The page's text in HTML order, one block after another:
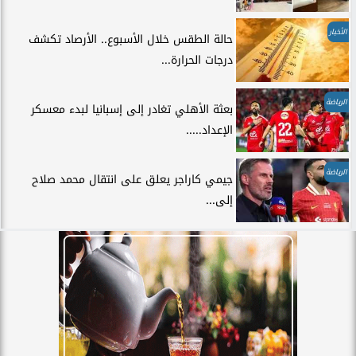
الأخبار
حالة الطقس خلال الأسبوع.. الأرصاد تكشف
درجات الحرارة...
الرياضة
بعثة الأهلي تغادر إلى إسبانيا لبدء معسكر
الإعداد.....
الرياضة
جيمي كاراجر يعلق على انتقال محمد صلاح
إلى...